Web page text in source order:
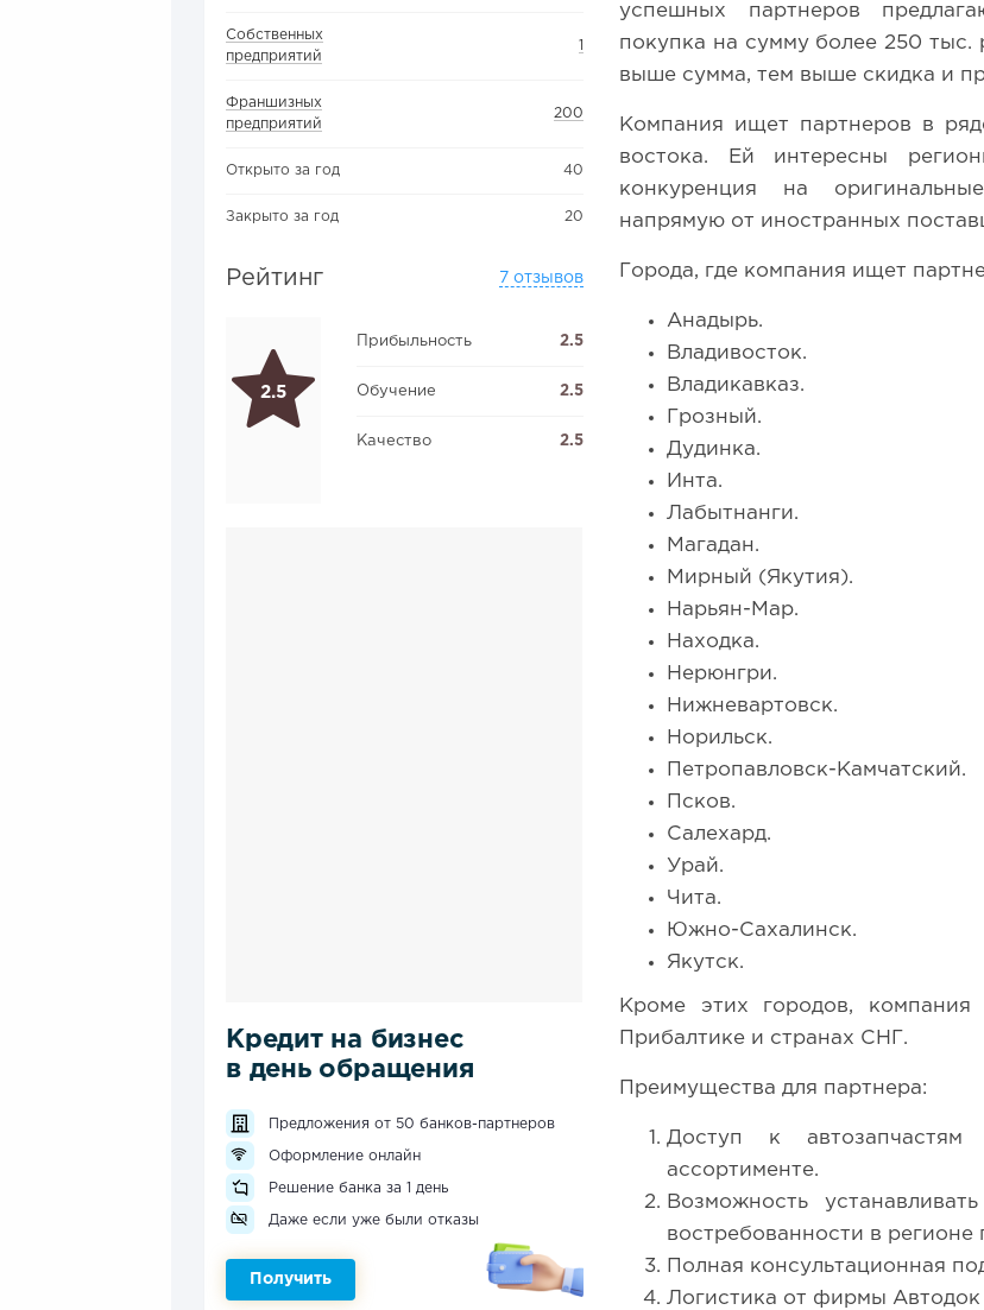
Собственных
предприятий
1
Франшизных
предприятий
200
Открыто за год 40
Закрыто за год 20
Рейтинг 7 отзывов
2.5
Прибыльность 2.5
Обучение 2.5
Качество 2.5
Кредит на бизнес
в день обращения
Предложения от 50 банков-партнеров
Оформление онлайн
Решение банка за 1 день
Даже если уже были отказы
Получить
успешных партнеров
покупка на сумму более 250 тыс.
выше сумма, тем выше скидка и
Компания ищет партнеров в
востока. Ей интересны
конкуренция на
напрямую от иностранных
Города, где компания ищет
Анадырь.
Владивосток.
Владикавказ.
Грозный.
Дудинка.
Инта.
Лабытнанги.
Магадан.
Мирный (Якутия).
Нарьян-Мар.
Находка.
Нерюнгри.
Нижневартовск.
Норильск.
Петропавловск-Камчатский.
Псков.
Салехард.
Урай.
Чита.
Южно-Сахалинск.
Якутск.
Кроме этих городов,
Прибалтике и странах СНГ.
Преимущества для партнера:
Доступ к
ассортименте.
Возможность
востребованности в регионе
Полная консультационная
Логистика от фирмы